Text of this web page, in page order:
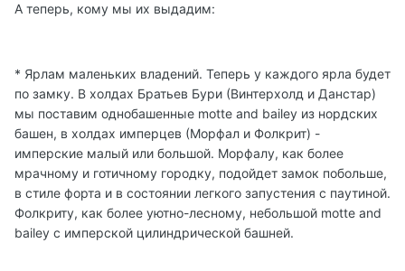
А теперь, кому мы их выдадим:
* Ярлам маленьких владений. Теперь у каждого ярла будет
по замку. В холдах Братьев Бури (Винтерхолд и Данстар)
мы поставим однобашенные motte and bailey из нордских
башен, в холдах имперцев (Морфал и Фолкрит) -
имперские малый или большой. Морфалу, как более
мрачному и готичному городку, подойдет замок побольше,
в стиле форта и в состоянии легкого запустения с паутиной.
Фолкриту, как более уютно-лесному, небольшой motte and
bailey с имперской цилиндрической башней.